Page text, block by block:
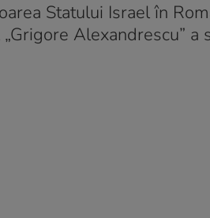
Statului Israel în
Alexandrescu”